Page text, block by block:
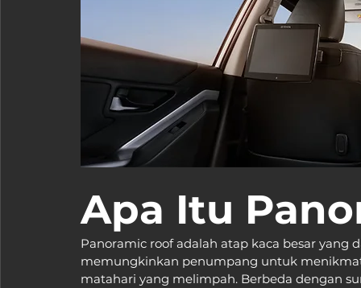
Apa Itu
Panoramic roof adalah atap kaca besar
memungkinkan penumpang untuk
matahari yang melimpah. Berbeda dengan